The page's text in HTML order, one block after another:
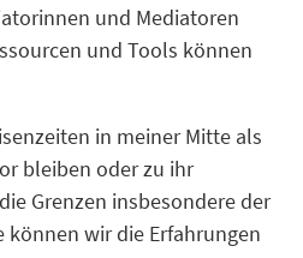
und Mediatoren
und Tools können
in meiner Mitte als
bleiben oder zu ihr
Grenzen insbesondere der
können wir die Erfahrungen